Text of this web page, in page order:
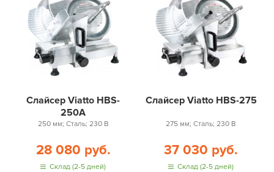
Слайсер Viatto HBS-
250A
250 мм; Сталь; 230 В
28 080 руб.
Склад (2-5 дней)
Слайсер Viatto HBS-275
275 мм; Сталь; 230 В
37 030 руб.
Склад (2-5 дней)